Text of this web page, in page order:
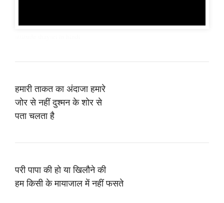
हमारी ताकत का अंदाजा हमारे
जोर से नहीं दुश्मन के शोर से
पता चलता है
परी पापा की हो या खिलौने की
हम किसी के मायाजाल में नहीं फसते